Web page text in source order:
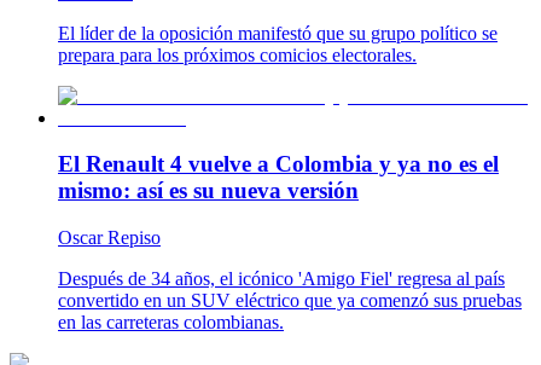
El líder de la oposición manifestó que su grupo político se
prepara para los próximos comicios electorales.
El Renault 4 vuelve a Colombia y ya no es el
mismo: así es su nueva versión
Oscar Repiso
Después de 34 años, el icónico 'Amigo Fiel' regresa al país
convertido en un SUV eléctrico que ya comenzó sus pruebas
en las carreteras colombianas.